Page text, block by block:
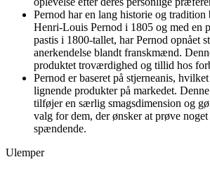
Pernod har en lang historie og
Henri-Louis Pernod i 1805 og med en
pastis i 1800-tallet, har Pernod opnået
anerkendelse blandt franskmænd.
produktet troværdighed og tillid hos
Pernod er baseret på stjerneanis,
lignende produkter på markedet.
tilføjer en særlig smagsdimension og
valg for dem, der ønsker at prøve noget
spændende.
Ulemper